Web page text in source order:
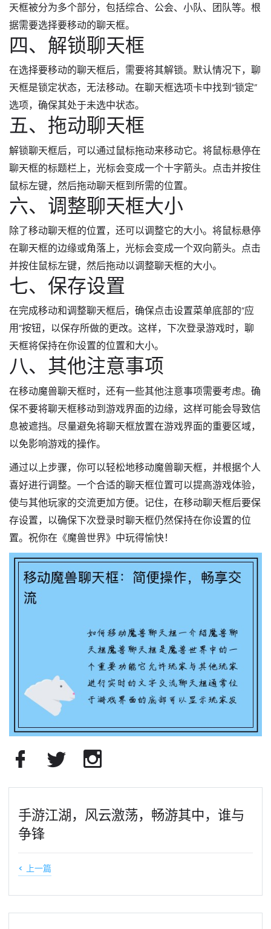
天框被分为多个部分，包括综合、公会、小队、团队等。根
据需要选择要移动的聊天框。
四、解锁聊天框
在选择要移动的聊天框后，需要将其解锁。默认情况下，聊
天框是锁定状态，无法移动。在聊天框选项卡中找到“锁定”
选项，确保其处于未选中状态。
五、拖动聊天框
解锁聊天框后，可以通过鼠标拖动来移动它。将鼠标悬停在
聊天框的标题栏上，光标会变成一个十字箭头。点击并按住
鼠标左键，然后拖动聊天框到所需的位置。
六、调整聊天框大小
除了移动聊天框的位置，还可以调整它的大小。将鼠标悬停
在聊天框的边缘或角落上，光标会变成一个双向箭头。点击
并按住鼠标左键，然后拖动以调整聊天框的大小。
七、保存设置
在完成移动和调整聊天框后，确保点击设置菜单底部的“应
用”按钮，以保存所做的更改。这样，下次登录游戏时，聊
天框将保持在你设置的位置和大小。
八、其他注意事项
在移动魔兽聊天框时，还有一些其他注意事项需要考虑。确
保不要将聊天框移动到游戏界面的边缘，这样可能会导致信
息被遮挡。尽量避免将聊天框放置在游戏界面的重要区域，
以免影响游戏的操作。
通过以上步骤，你可以轻松地移动魔兽聊天框，并根据个人
喜好进行调整。一个合适的聊天框位置可以提高游戏体验，
使与其他玩家的交流更加方便。记住，在移动聊天框后要保
存设置，以确保下次登录时聊天框仍然保持在你设置的位
置。祝你在《魔兽世界》中玩得愉快！
手游江湖，风云激荡，畅游其中，谁与
争锋
< 上一篇